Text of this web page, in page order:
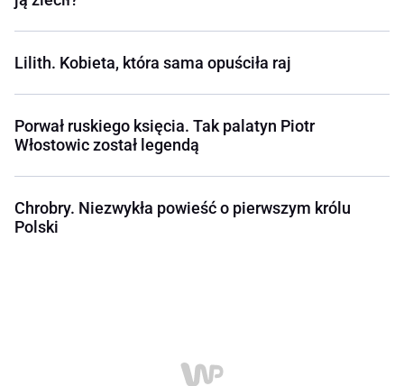
Lilith. Kobieta, która sama opuściła raj
Porwał ruskiego księcia. Tak palatyn Piotr
Włostowic został legendą
Chrobry. Niezwykła powieść o pierwszym królu
Polski